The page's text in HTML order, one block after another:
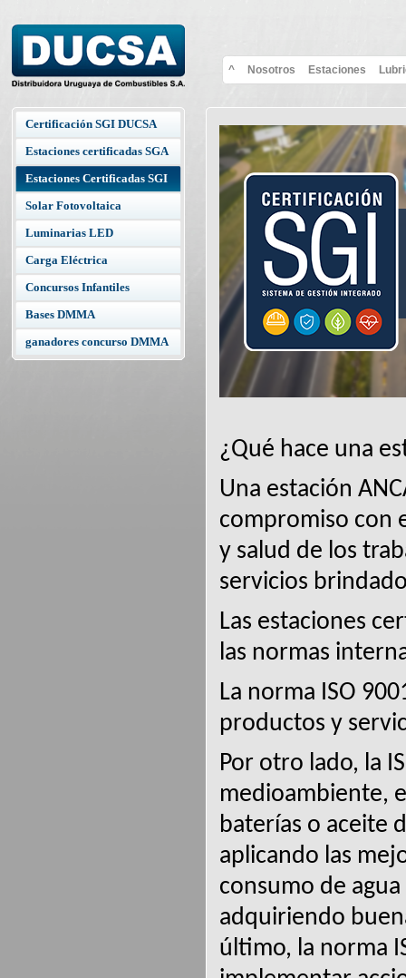
^ Nosotros Estaciones
¿Qué hace una
Una estación
compromiso con
y salud de los
servicios
Las estaciones
las normas
La norma ISO
productos y
Por otro lado, la
medioambiente,
baterías o aceite
aplicando las
consumo de
adquiriendo
último, la norma
Certificación SGI DUCSA
Estaciones certificadas SGA
Estaciones Certificadas SGI
Solar Fotovoltaica
Luminarias LED
Carga Eléctrica
Concursos Infantiles
Bases DMMA
ganadores concurso DMMA